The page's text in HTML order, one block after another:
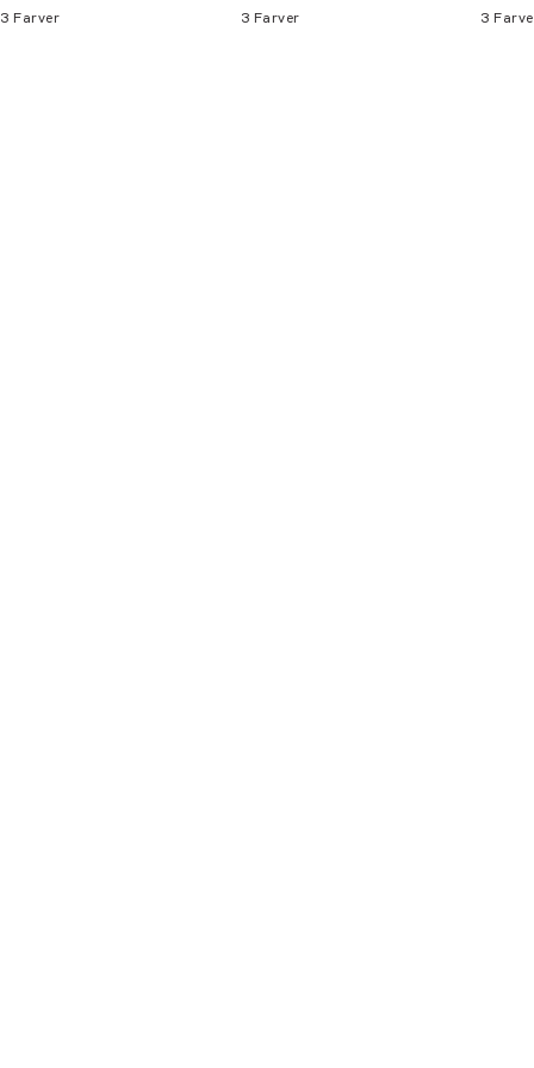
3 Farver 3 Farver 3